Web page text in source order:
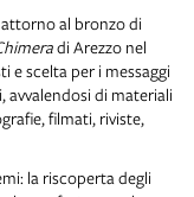
al bronzo di
di Arezzo nel
e scelta per i messaggi
avvalendosi di materiali
filmati, riviste,
la riscoperta degli